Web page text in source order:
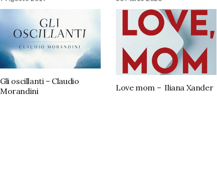
Gli oscillanti – Claudio
Morandini
Love mom – Iliana Xander